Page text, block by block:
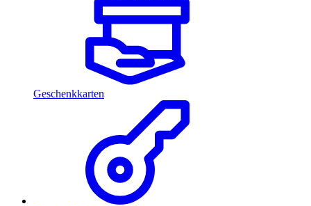
Geschenkkarten